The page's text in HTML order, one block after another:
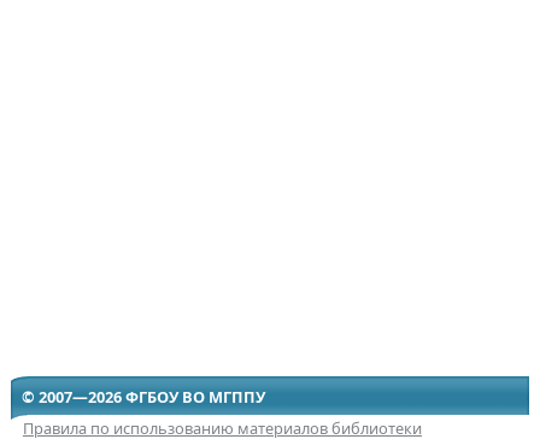
© 2007—2026 ФГБОУ ВО МГППУ
Правила по использованию материалов библиотеки